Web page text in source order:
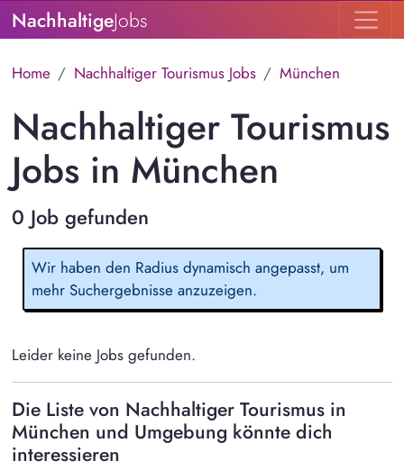
NachhaltigeJobs
Home Nachhaltiger Tourismus Jobs München
Nachhaltiger Tourismus
Jobs in München
0 Job gefunden
Wir haben den Radius dynamisch angepasst, um
mehr Suchergebnisse anzuzeigen.
Leider keine Jobs gefunden.
Die Liste von Nachhaltiger Tourismus in
München und Umgebung könnte dich
interessieren